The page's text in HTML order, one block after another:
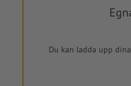
Du kan ladda upp